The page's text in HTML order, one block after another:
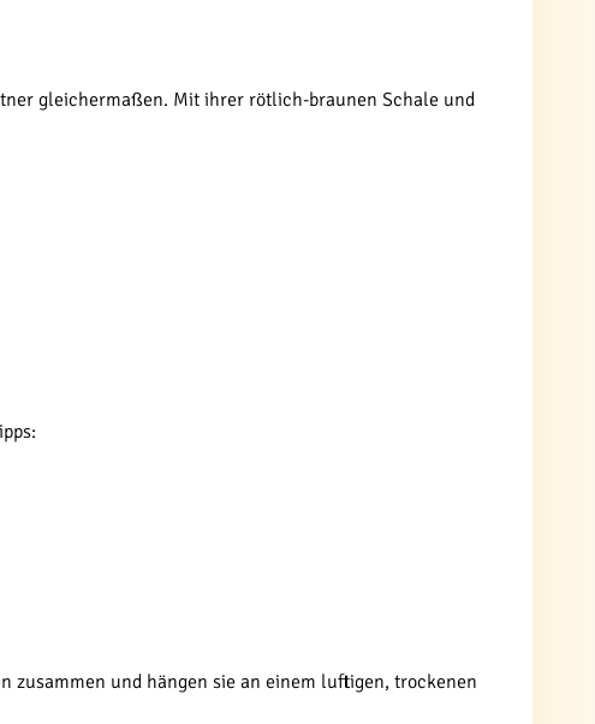
gleichermaßen. Mit ihrer rötlich-braunen Schale und
zusammen und hängen sie an einem luftigen, trockenen